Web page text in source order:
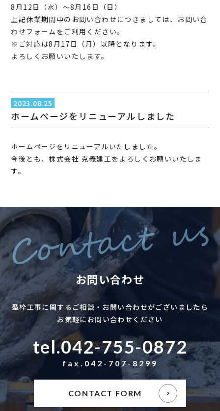
8月12日（水）～8月16日（日）
上記休業期間中のお問い合わせにつきましては、お問い合
わせフォームをご利用ください。
※ご対応は8月17日（月）以降となります。
よろしくお願いいたします。
2023.08.25
ホームページをリニューアルしました
ホームページをリニューアルいたしました。
今後とも、株式会社 克義建工をよろしくお願いいたしま
す。
お問い合わせ
型枠工事に関するご相談・お問い合わせがございましたら
お気軽にお問い合わせください
tel.042-755-0872
fax.042-707-8299
CONTACT FORM